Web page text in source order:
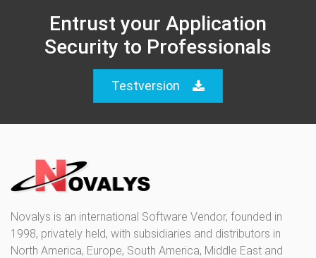
Entrust your Application
Security to Professionals
Testversion
Novalys is an international Software Vendor, founded in
1998, privately held, with subsidiaries and distributors in
North America, Europe, South America, Middle East and